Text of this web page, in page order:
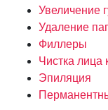
Увеличение
Удаление
Филлеры
Чистка лица
Эпиляция